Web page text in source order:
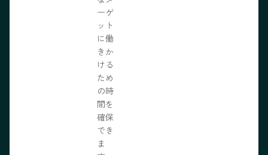
ーゲ
ット
に働
きか
ける
ため
の時
間を
確保
でき
ま